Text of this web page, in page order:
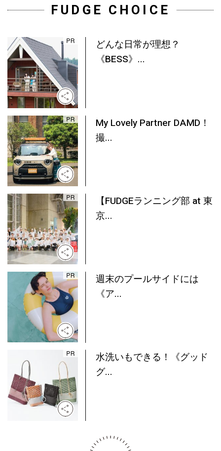
FUDGE CHOICE
どんな日常が理想？
《BESS》...
My Lovely Partner DAMD！
撮...
【FUDGEランニング部 at 東
京...
週末のプールサイドには
《ア...
水洗いもできる！《グッド
グ...